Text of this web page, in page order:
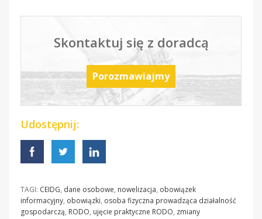
Skontaktuj się z doradcą
Porozmawiajmy
Udostępnij:
TAGI: CEIDG, dane osobowe, nowelizacja, obowiązek
informacyjny, obowiązki, osoba fizyczna prowadząca działalność
gospodarczą, RODO, ujęcie praktyczne RODO, zmiany